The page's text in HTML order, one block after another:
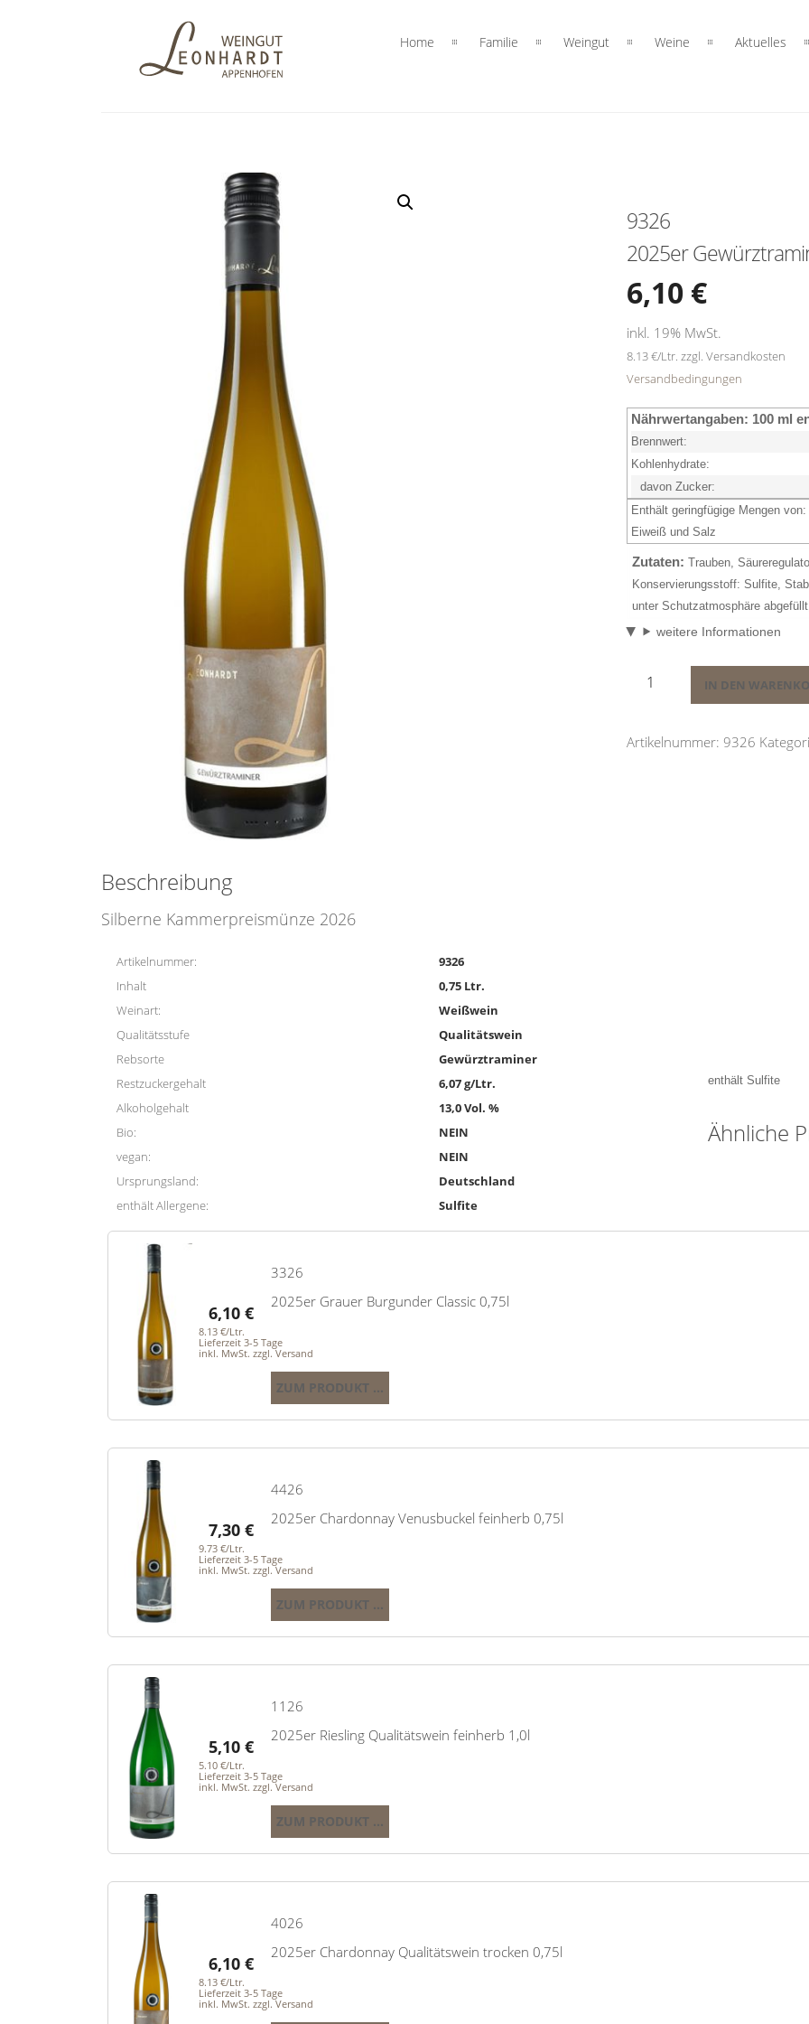
Home Familie Weingut Weine Aktuelles
9326
2025er
6,10 €
inkl. 19% MwSt.
8.13 €/Ltr. zzgl. Versandkosten
Versandbedingungen
Nährwertangaben: 100 ml
Brennwert:
Kohlenhydrate:
davon Zucker:
Enthält geringfügige Mengen
Eiweiß und Salz
Zutaten: Trauben,
Konservierungsstoff:Sulfite ,
unter Schutzatmosphäre
weitere Informationen
93262025er
trocken
IN DEN
Artikelnummer: 9326
Beschreibung
Silberne Kammerpreismünze 2026
Artikelnummer:
9326
Inhalt
0,75 Ltr.
Weinart:
Weißwein
Qualitätsstufe
Qualitätswein
Rebsorte
Gewürztraminer
Restzuckergehalt
6,07 g/Ltr.
Alkoholgehalt
13,0 Vol. %
Bio:
NEIN
vegan:
NEIN
Ursprungsland:
Deutschland
enthält Allergene:
Sulfite
enthält Sulfite
Ähnliche
3326
2025er Grauer Burgunder Classic 0,75l
8.13 €/Ltr.
Lieferzeit 3-5 Tage
inkl. MwSt. zzgl. Versand
6,10€
ZUM PRODUKT ...
4426
2025er Chardonnay Venusbuckel feinherb 0,75l
9.73 €/Ltr.
Lieferzeit 3-5 Tage
inkl. MwSt. zzgl. Versand
7,30€
ZUM PRODUKT ...
1126
2025er Riesling Qualitätswein feinherb 1,0l
5.10 €/Ltr.
Lieferzeit 3-5 Tage
inkl. MwSt. zzgl. Versand
5,10€
ZUM PRODUKT ...
4026
2025er Chardonnay Qualitätswein trocken 0,75l
8.13 €/Ltr.
Lieferzeit 3-5 Tage
inkl. MwSt. zzgl. Versand
6,10€